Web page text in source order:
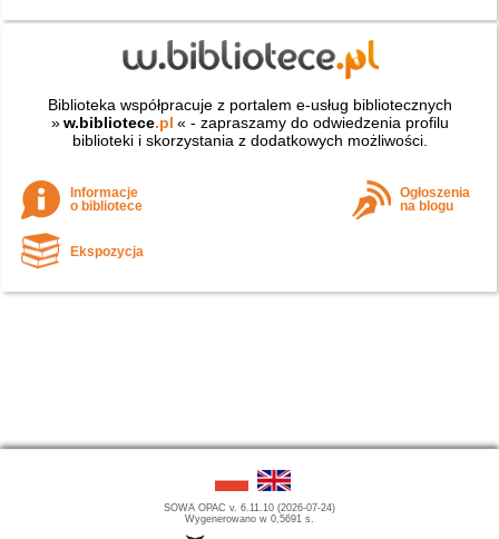
Biblioteka współpracuje z portalem e-usług bibliotecznych
» w.bibliotece.pl « - zapraszamy do odwiedzenia profilu
biblioteki i skorzystania z dodatkowych możliwości.
Informacje
o bibliotece
Ogłoszenia
na blogu
Ekspozycja
SOWA OPAC v. 6.11.10 (2026-07-24)
Wygenerowano w 0,5691 s.